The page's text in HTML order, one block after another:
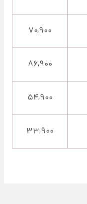
۷۰,۹۰۰
۸۶,۹۰۰
۵۴,۹۰۰
۳۳,۹۰۰